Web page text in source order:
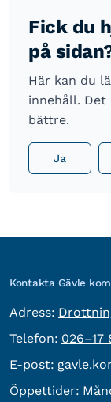
Fick du
på
Här kan du
innehåll. Det
bättre.
Ja
Kontakta Gävle
Adress:
Telefon: Telefon:
026–17
E-post: E-post:
Öppettider: